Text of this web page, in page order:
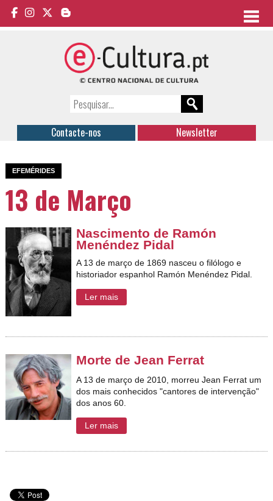
Contacte-nos Newsletter
EFEMÉRIDES
13 de Março
Nascimento de Ramón
Menéndez Pidal
A 13 de março de 1869 nasceu o filólogo e
historiador espanhol Ramón Menéndez Pidal.
Ler mais
Morte de Jean Ferrat
A 13 de março de 2010, morreu Jean Ferrat um
dos mais conhecidos "cantores de intervenção"
dos anos 60.
Ler mais